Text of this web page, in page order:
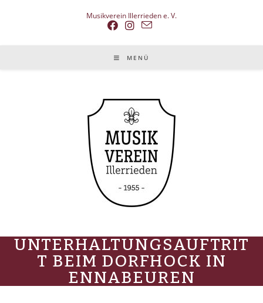
Musikverein Illerrieden e. V.
MENÜ
UNTERHALTUNGSAUFTRIT
T BEIM DORFHOCK IN
ENNABEUREN